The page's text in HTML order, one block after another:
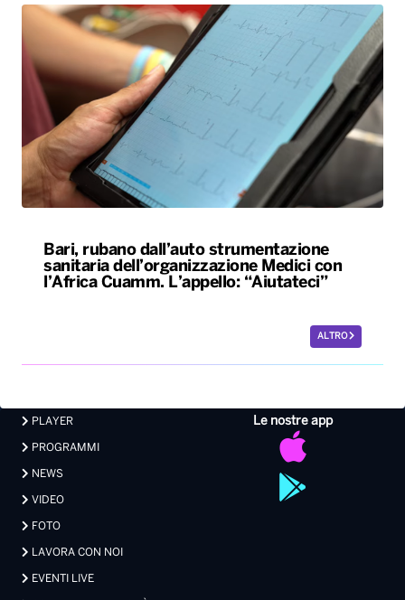
Bari, rubano dall’auto strumentazione
sanitaria dell’organizzazione Medici con
l’Africa Cuamm. L’appello: “Aiutateci”
ALTRO
Le nostre app
PLAYER
PROGRAMMI
NEWS
VIDEO
FOTO
LAVORA CON NOI
EVENTI LIVE